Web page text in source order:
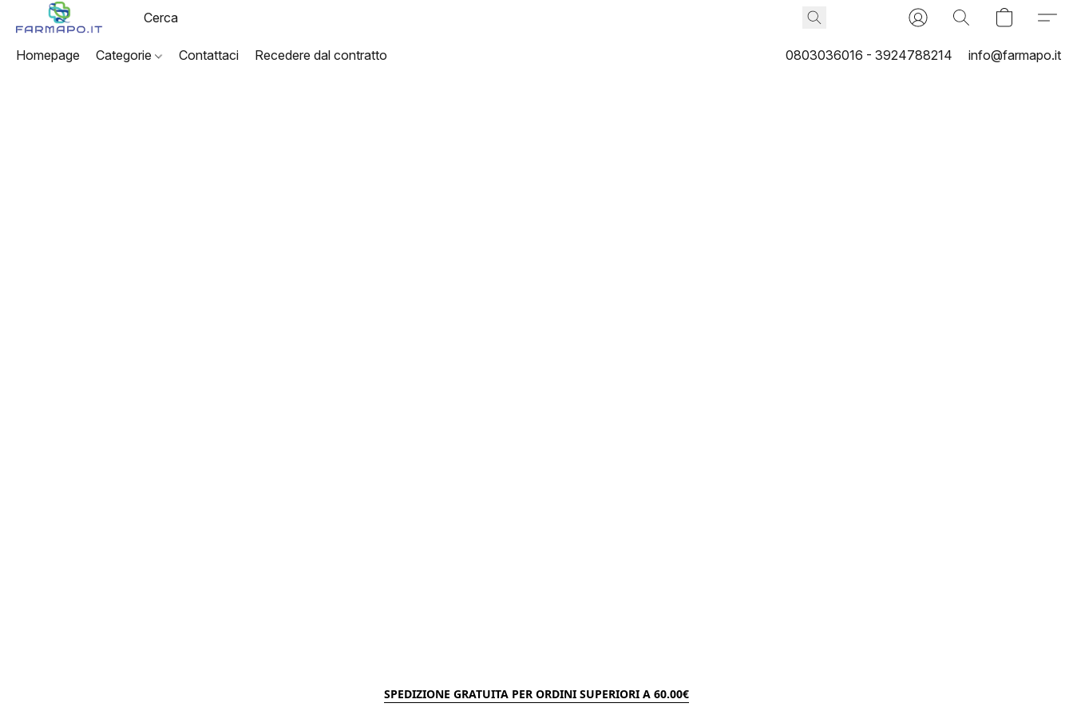
Homepage Categorie Contattaci Recedere dal contratto 0803036016 - 3924788214 info@farmapo.it
SPEDIZIONE GRATUITA PER ORDINI SUPERIORI A 60.00€